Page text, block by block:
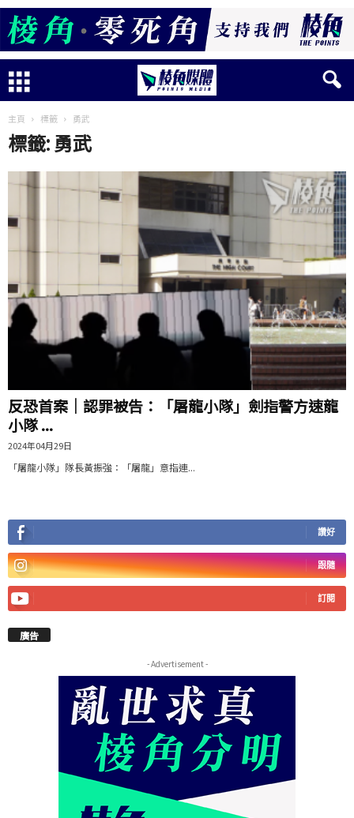
主頁 標籤 勇武
標籤: 勇武
反恐首案｜認罪被告：「屠龍小隊」劍指警方速龍
小隊 ...
2024年04月29日
「屠龍小隊」隊長黃振強：「屠龍」意指連...
讚好
跟隨
訂閱
廣告
- Advertisement -